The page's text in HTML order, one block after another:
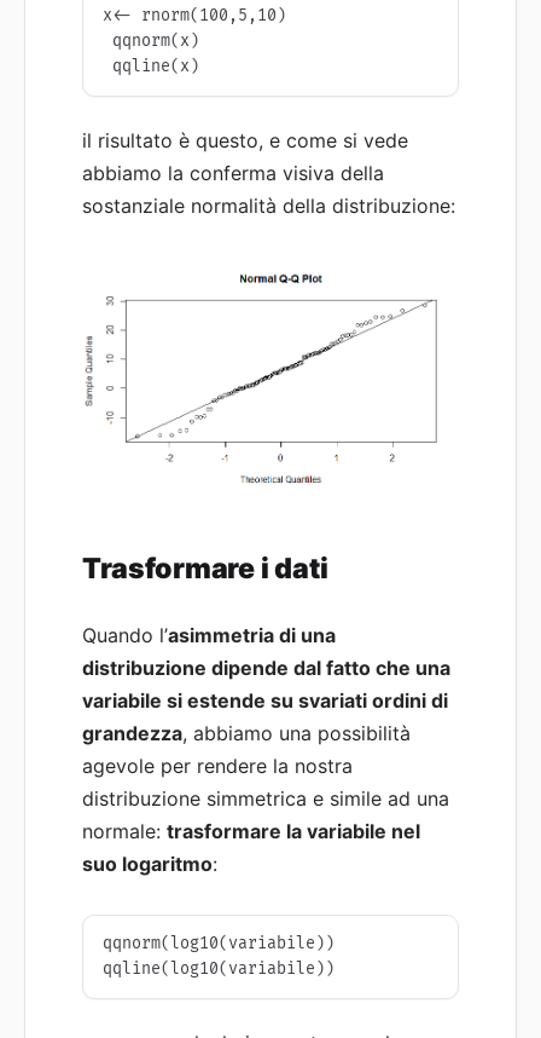
x<- rnorm(100,5,10)
qqline(x)
il risultato è questo, e come si vede
abbiamo la conferma visiva della
sostanziale normalità della distribuzione:
Trasformare i dati
Quando l’asimmetria di una
distribuzione dipende dal fatto che una
variabile si estende su svariati ordini di
grandezza, abbiamo una possibilità
agevole per rendere la nostra
distribuzione simmetrica e simile ad una
normale:trasformare la variabile nel
suo logaritmo:
qqnorm(log10(variabile))
qqline(log10(variabile))